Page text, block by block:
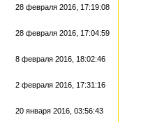
28 февраля 2016, 17:19:08
28 февраля 2016, 17:04:59
8 февраля 2016, 18:02:46
2 февраля 2016, 17:31:16
20 января 2016, 03:56:43